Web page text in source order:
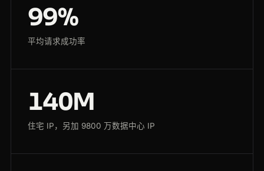
99%
平均请求成功率
140M
住宅 IP，另加 9800 万数据中心 IP